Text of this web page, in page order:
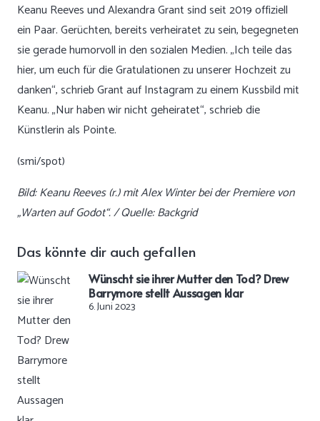
Keanu Reeves und Alexandra Grant sind seit 2019 offiziell
ein Paar. Gerüchten, bereits verheiratet zu sein, begegneten
sie gerade humorvoll in den sozialen Medien. „Ich teile das
hier, um euch für die Gratulationen zu unserer Hochzeit zu
danken“, schrieb Grant auf Instagram zu einem Kussbild mit
Keanu. „Nur haben wir nicht geheiratet“, schrieb die
Künstlerin als Pointe.
(smi/spot)
Bild: Keanu Reeves (r.) mit Alex Winter bei der Premiere von
„Warten auf Godot“. / Quelle: Backgrid
Das könnte dir auch gefallen
Wünscht sie ihrer Mutter den Tod? Drew
Barrymore stellt Aussagen klar
6. Juni 2023